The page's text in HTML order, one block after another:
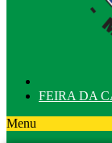
FEIRA DA
Menu